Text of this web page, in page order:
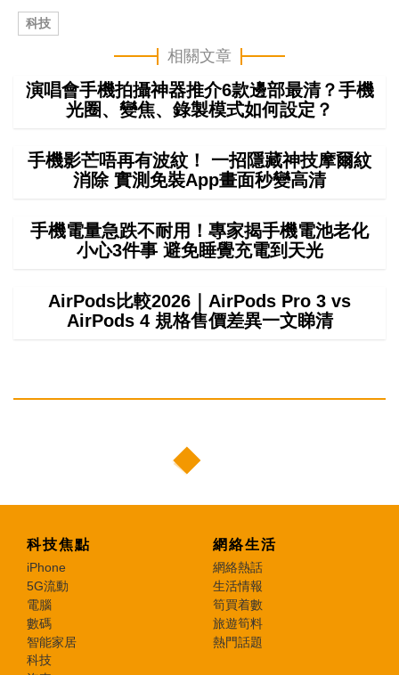
科技
相關文章
演唱會手機拍攝神器推介6款邊部最清？手機
光圈、變焦、錄製模式如何設定？
手機影芒唔再有波紋！ 一招隱藏神技摩爾紋
消除 實測免裝App畫面秒變高清
手機電量急跌不耐用！專家揭手機電池老化
小心3件事 避免睡覺充電到天光
AirPods比較2026｜AirPods Pro 3 vs
AirPods 4 規格售價差異一文睇清
科技焦點
iPhone
5G流動
電腦
數碼
智能家居
科技
網絡生活
網絡熱話
生活情報
筍買着數
旅遊筍料
熱門話題